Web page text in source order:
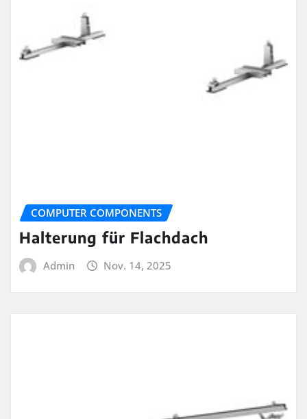
COMPUTER COMPONENTS
Halterung für Flachdach
Admin Nov. 14, 2025